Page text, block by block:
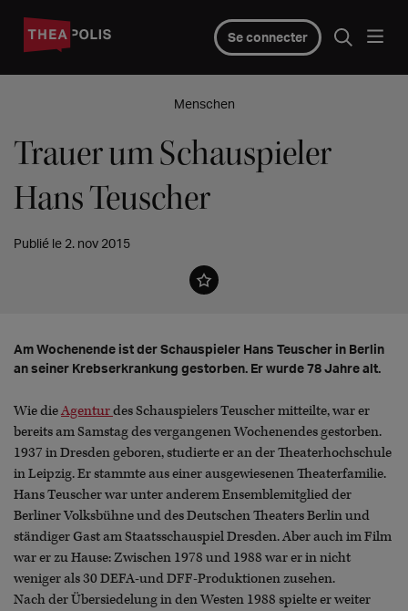
Se connecter
Menschen
Trauer um Schauspieler
Hans Teuscher
Publié le 2. nov 2015
Am Wochenende ist der Schauspieler Hans Teuscher in Berlin
an seiner Krebserkrankung gestorben. Er wurde 78 Jahre alt.
Wie dieAgenturdes Schauspielers Teuscher mitteilte, war er
bereits am Samstag des vergangenen Wochenendes gestorben.
1937 in Dresden geboren, studierte er an der Theaterhochschule
in Leipzig. Er stammte aus einer ausgewiesenen Theaterfamilie.
Hans Teuscher war unter anderem Ensemblemitglied der
Berliner Volksbühne und des Deutschen Theaters Berlin und
ständiger Gast am Staatsschauspiel Dresden. Aber auch im Film
war er zu Hause: Zwischen 1978 und 1988 war er in nicht
weniger als 30 DEFA-und DFF-Produktionen zusehen.
Nach der Übersiedelung in den Westen 1988 spielte er weiter